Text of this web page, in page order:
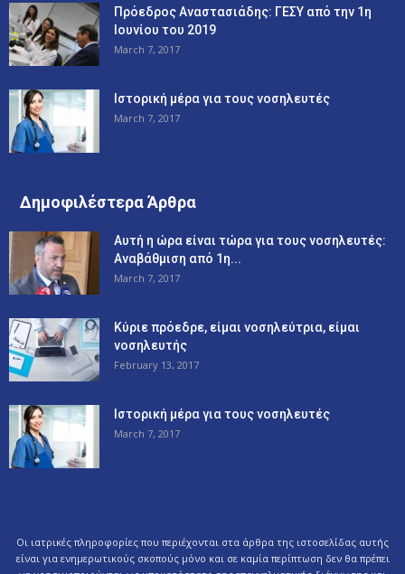
Πρόεδρος Αναστασιάδης: ΓΕΣΥ από την 1η
Ιουνίου του 2019
March 7, 2017
Ιστορική μέρα για τους νοσηλευτές
March 7, 2017
Δημοφιλέστερα Άρθρα
Αυτή η ώρα είναι τώρα για τους νοσηλευτές:
Αναβάθμιση από 1η...
March 7, 2017
Κύριε πρόεδρε, είμαι νοσηλεύτρια, είμαι
νοσηλευτής
February 13, 2017
Ιστορική μέρα για τους νοσηλευτές
March 7, 2017
Οι ιατρικές πληροφορίες που περιέχονται στα άρθρα της ιστοσελίδας αυτής
είναι για ενημερωτικούς σκοπούς μόνο και σε καμία περίπτωση δεν θα πρέπει